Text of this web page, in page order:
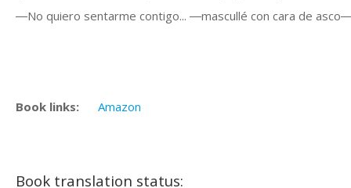
―No quiero sentarme contigo... ―mascullé con cara de
Book links: Amazon
Book translation status: